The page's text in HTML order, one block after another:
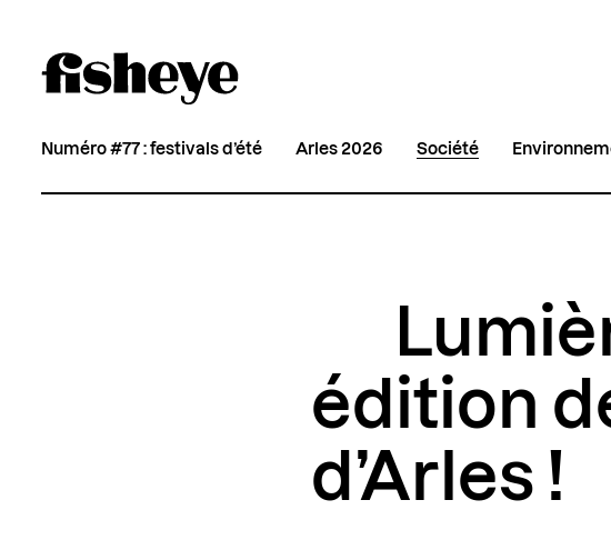
Numéro #77 : festivals d’été Arles 2026 Société
édition
d’Arles !